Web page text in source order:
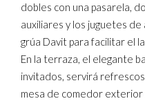
dobles con una pasarela,
auxiliares y los juguetes de
grúa Davit para facilitar el
En la terraza, el elegante
invitados, servirá
mesa de comedor exterior